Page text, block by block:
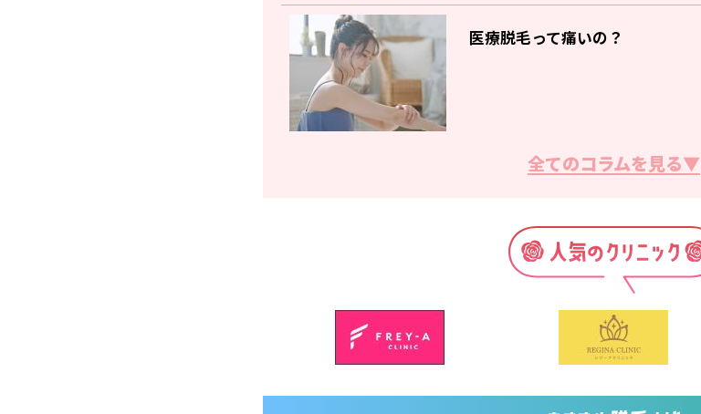
医療脱毛って痛いの？
脱毛サロン・クリニックの選び方
脱毛の効果の出る回数とは？
全てのコラムを見る▼